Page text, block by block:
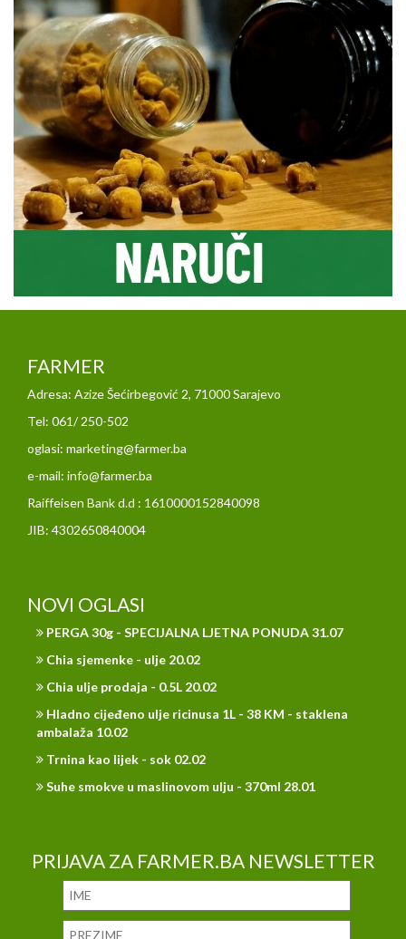
FARMER
Adresa: Azize Šećirbegović 2, 71000 Sarajevo
Tel: 061/ 250-502
oglasi: marketing@farmer.ba
e-mail: info@farmer.ba
Raiffeisen Bank d.d : 1610000152840098
JIB: 4302650840004
NOVI OGLASI
PERGA 30g - SPECIJALNA LJETNA PONUDA 31.07
Chia sjemenke - ulje 20.02
Chia ulje prodaja - 0.5L 20.02
Hladno cijeđeno ulje ricinusa 1L - 38 KM - staklena
ambalaža 10.02
Trnina kao lijek - sok 02.02
Suhe smokve u maslinovom ulju - 370ml 28.01
PRIJAVA ZA FARMER.BA NEWSLETTER